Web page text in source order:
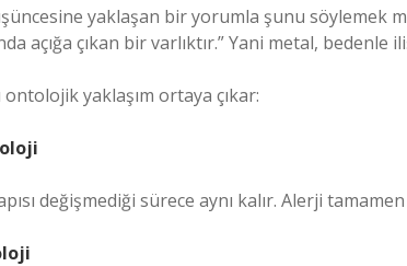
yaklaşan bir yorumla şunu söylemek
açığa çıkan bir varlıktır.” Yani metal,
yaklaşım ortaya çıkar:
değişmediği sürece aynı kalır. Alerji